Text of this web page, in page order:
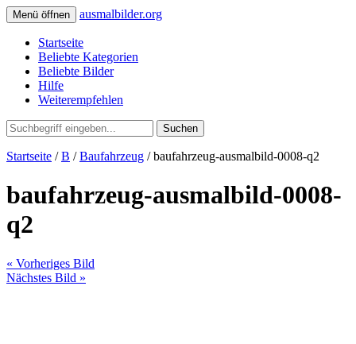
Menü öffnen ausmalbilder.org
Startseite
Beliebte Kategorien
Beliebte Bilder
Hilfe
Weiterempfehlen
Suchen
Startseite /B /Baufahrzeug / baufahrzeug-ausmalbild-0008-q2
baufahrzeug-ausmalbild-0008-
q2
« Vorheriges Bild
Nächstes Bild »